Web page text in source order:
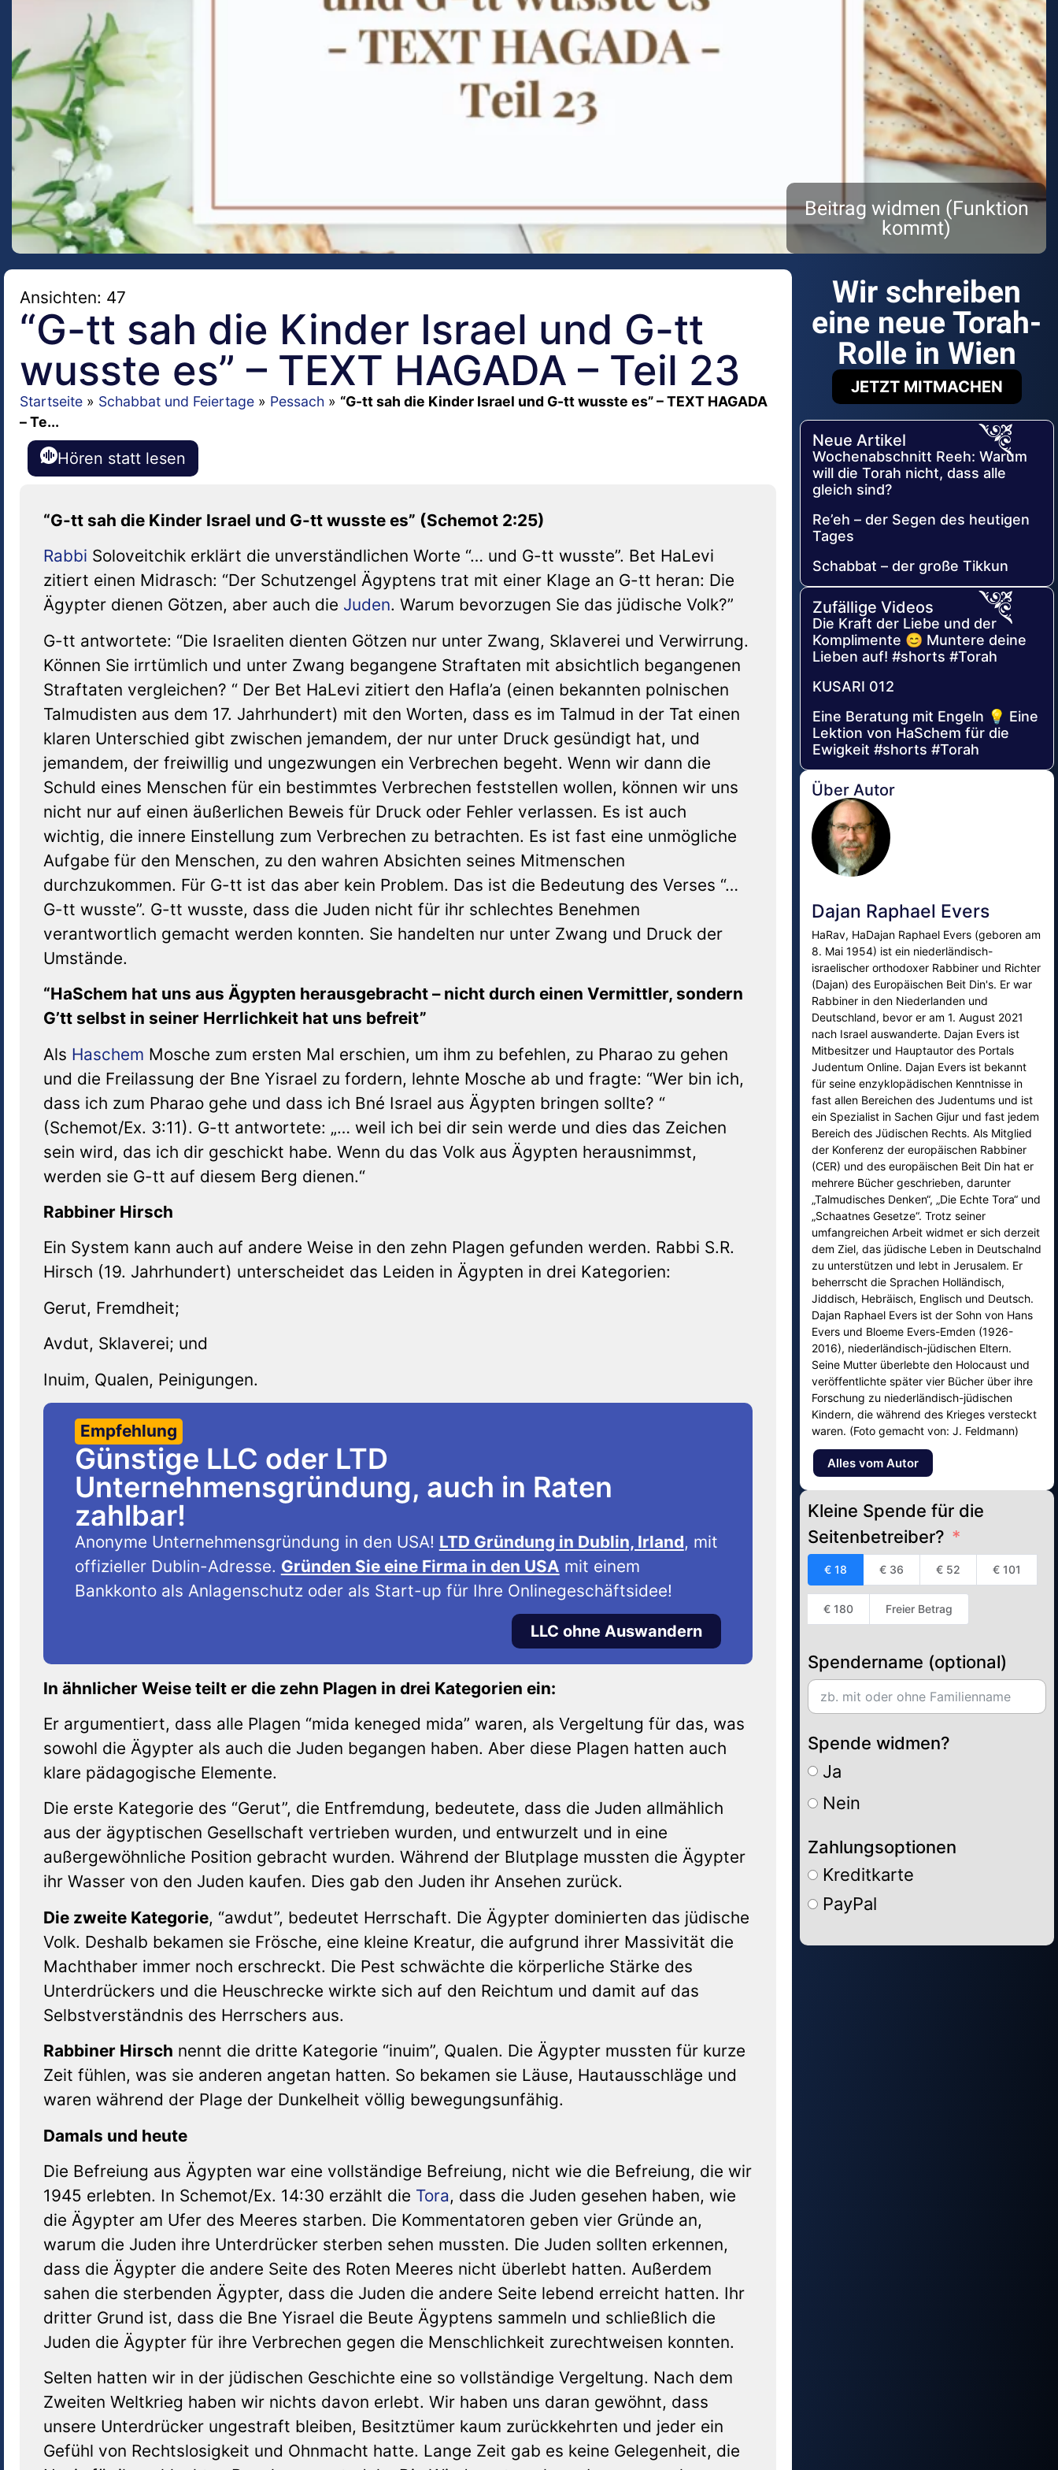
Beitrag widmen (Funktion
kommt)
Ansichten: 47
“G-tt sah die Kinder Israel und G-tt
wusste es” – TEXT HAGADA – Teil 23
Startseite » Schabbat und Feiertage » Pessach » “G-tt sah die Kinder Israel und G-tt wusste es” – TEXT HAGADA
– Te...
Hören statt lesen
“G-tt sah die Kinder Israel und G-tt wusste es” (Schemot 2:25)
Rabbi Soloveitchik erklärt die unverständlichen Worte “… und G-tt wusste”. Bet HaLevi
zitiert einen Midrasch: “Der Schutzengel Ägyptens trat mit einer Klage an G-tt heran: Die
Ägypter dienen Götzen, aber auch die Juden. Warum bevorzugen Sie das jüdische Volk?”
G-tt antwortete: “Die Israeliten dienten Götzen nur unter Zwang, Sklaverei und Verwirrung.
Können Sie irrtümlich und unter Zwang begangene Straftaten mit absichtlich begangenen
Straftaten vergleichen? “ Der Bet HaLevi zitiert den Hafla’a (einen bekannten polnischen
Talmudisten aus dem 17. Jahrhundert) mit den Worten, dass es im Talmud in der Tat einen
klaren Unterschied gibt zwischen jemandem, der nur unter Druck gesündigt hat, und
jemandem, der freiwillig und ungezwungen ein Verbrechen begeht. Wenn wir dann die
Schuld eines Menschen für ein bestimmtes Verbrechen feststellen wollen, können wir uns
nicht nur auf einen äußerlichen Beweis für Druck oder Fehler verlassen. Es ist auch
wichtig, die innere Einstellung zum Verbrechen zu betrachten. Es ist fast eine unmögliche
Aufgabe für den Menschen, zu den wahren Absichten seines Mitmenschen
durchzukommen. Für G-tt ist das aber kein Problem. Das ist die Bedeutung des Verses “…
G-tt wusste”. G-tt wusste, dass die Juden nicht für ihr schlechtes Benehmen
verantwortlich gemacht werden konnten. Sie handelten nur unter Zwang und Druck der
Umstände.
“HaSchem hat uns aus Ägypten herausgebracht – nicht durch einen Vermittler, sondern
G’tt selbst in seiner Herrlichkeit hat uns befreit”
Als Haschem Mosche zum ersten Mal erschien, um ihm zu befehlen, zu Pharao zu gehen
und die Freilassung der Bne Yisrael zu fordern, lehnte Mosche ab und fragte: “Wer bin ich,
dass ich zum Pharao gehe und dass ich Bné Israel aus Ägypten bringen sollte? “
(Schemot/Ex. 3:11). G-tt antwortete: „… weil ich bei dir sein werde und dies das Zeichen
sein wird, das ich dir geschickt habe. Wenn du das Volk aus Ägypten herausnimmst,
werden sie G-tt auf diesem Berg dienen.“
Rabbiner Hirsch
Ein System kann auch auf andere Weise in den zehn Plagen gefunden werden. Rabbi S.R.
Hirsch (19. Jahrhundert) unterscheidet das Leiden in Ägypten in drei Kategorien:
Gerut, Fremdheit;
Avdut, Sklaverei; und
Inuim, Qualen, Peinigungen.
Empfehlung
Günstige LLC oder LTD
Unternehmensgründung, auch in Raten
zahlbar!
Anonyme Unternehmensgründung in den USA! LTD Gründung in Dublin, Irland, mit
offizieller Dublin-Adresse. Gründen Sie eine Firma in den USA mit einem
Bankkonto als Anlagenschutz oder als Start-up für Ihre Onlinegeschäftsidee!
LLC ohne Auswandern
In ähnlicher Weise teilt er die zehn Plagen in drei Kategorien ein:
Er argumentiert, dass alle Plagen “mida keneged mida” waren, als Vergeltung für das, was
sowohl die Ägypter als auch die Juden begangen haben. Aber diese Plagen hatten auch
klare pädagogische Elemente.
Die erste Kategorie des “Gerut”, die Entfremdung, bedeutete, dass die Juden allmählich
aus der ägyptischen Gesellschaft vertrieben wurden, und entwurzelt und in eine
außergewöhnliche Position gebracht wurden. Während der Blutplage mussten die Ägypter
ihr Wasser von den Juden kaufen. Dies gab den Juden ihr Ansehen zurück.
Die zweite Kategorie, “awdut”, bedeutet Herrschaft. Die Ägypter dominierten das jüdische
Volk. Deshalb bekamen sie Frösche, eine kleine Kreatur, die aufgrund ihrer Massivität die
Machthaber immer noch erschreckt. Die Pest schwächte die körperliche Stärke des
Unterdrückers und die Heuschrecke wirkte sich auf den Reichtum und damit auf das
Selbstverständnis des Herrschers aus.
Rabbiner Hirsch nennt die dritte Kategorie “inuim”, Qualen. Die Ägypter mussten für kurze
Zeit fühlen, was sie anderen angetan hatten. So bekamen sie Läuse, Hautausschläge und
waren während der Plage der Dunkelheit völlig bewegungsunfähig.
Damals und heute
Die Befreiung aus Ägypten war eine vollständige Befreiung, nicht wie die Befreiung, die wir
1945 erlebten. In Schemot/Ex. 14:30 erzählt die Tora, dass die Juden gesehen haben, wie
die Ägypter am Ufer des Meeres starben. Die Kommentatoren geben vier Gründe an,
warum die Juden ihre Unterdrücker sterben sehen mussten. Die Juden sollten erkennen,
dass die Ägypter die andere Seite des Roten Meeres nicht überlebt hatten. Außerdem
sahen die sterbenden Ägypter, dass die Juden die andere Seite lebend erreicht hatten. Ihr
dritter Grund ist, dass die Bne Yisrael die Beute Ägyptens sammeln und schließlich die
Juden die Ägypter für ihre Verbrechen gegen die Menschlichkeit zurechtweisen konnten.
Selten hatten wir in der jüdischen Geschichte eine so vollständige Vergeltung. Nach dem
Zweiten Weltkrieg haben wir nichts davon erlebt. Wir haben uns daran gewöhnt, dass
unsere Unterdrücker ungestraft bleiben, Besitztümer kaum zurückkehrten und jeder ein
Gefühl von Rechtslosigkeit und Ohnmacht hatte. Lange Zeit gab es keine Gelegenheit, die
Wir schreiben
eine neue Torah-
Rolle in Wien
JETZT MITMACHEN
Neue Artikel
Wochenabschnitt Reeh: Warum
will die Torah nicht, dass alle
gleich sind?
Re’eh – der Segen des heutigen
Tages
Schabbat – der große Tikkun
Zufällige Videos
Die Kraft der Liebe und der
Komplimente 😊 Muntere deine
Lieben auf! #shorts #Torah
KUSARI 012
Eine Beratung mit Engeln 💡 Eine
Lektion von HaSchem für die
Ewigkeit #shorts #Torah
Über Autor
Dajan Raphael Evers
HaRav, HaDajan Raphael Evers (geboren am
8. Mai 1954) ist ein niederländisch-
israelischer orthodoxer Rabbiner und Richter
(Dajan) des Europäischen Beit Din's. Er war
Rabbiner in den Niederlanden und
Deutschland, bevor er am 1. August 2021
nach Israel auswanderte. Dajan Evers ist
Mitbesitzer und Hauptautor des Portals
Judentum Online. Dajan Evers ist bekannt
für seine enzyklopädischen Kenntnisse in
fast allen Bereichen des Judentums und ist
ein Spezialist in Sachen Gijur und fast jedem
Bereich des Jüdischen Rechts. Als Mitglied
der Konferenz der europäischen Rabbiner
(CER) und des europäischen Beit Din hat er
mehrere Bücher geschrieben, darunter
„Talmudisches Denken“, „Die Echte Tora“ und
„Schaatnes Gesetze“. Trotz seiner
umfangreichen Arbeit widmet er sich derzeit
dem Ziel, das jüdische Leben in Deutschalnd
zu unterstützen und lebt in Jerusalem. Er
beherrscht die Sprachen Holländisch,
Jiddisch, Hebräisch, Englisch und Deutsch.
Dajan Raphael Evers ist der Sohn von Hans
Evers und Bloeme Evers-Emden (1926-
2016), niederländisch-jüdischen Eltern.
Seine Mutter überlebte den Holocaust und
veröffentlichte später vier Bücher über ihre
Forschung zu niederländisch-jüdischen
Kindern, die während des Krieges versteckt
waren. (Foto gemacht von: J. Feldmann)
Alles vom Autor
Kleine Spende für die
Seitenbetreiber?
€ 18 € 36 € 52 € 101
€ 180 Freier Betrag
Spendername (optional)
Spende widmen?
Ja
Nein
Zahlungsoptionen
Kreditkarte
PayPal
Alternative: